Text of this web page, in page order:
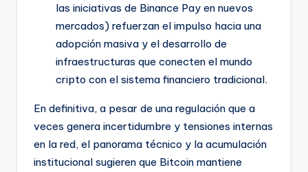
las iniciativas de Binance Pay en nuevos
mercados) refuerzan el impulso hacia una
adopción masiva y el desarrollo de
infraestructuras que conecten el mundo
cripto con el sistema financiero tradicional.
En definitiva, a pesar de una regulación que a
veces genera incertidumbre y tensiones internas
en la red, el panorama técnico y la acumulación
institucional sugieren que Bitcoin mantiene